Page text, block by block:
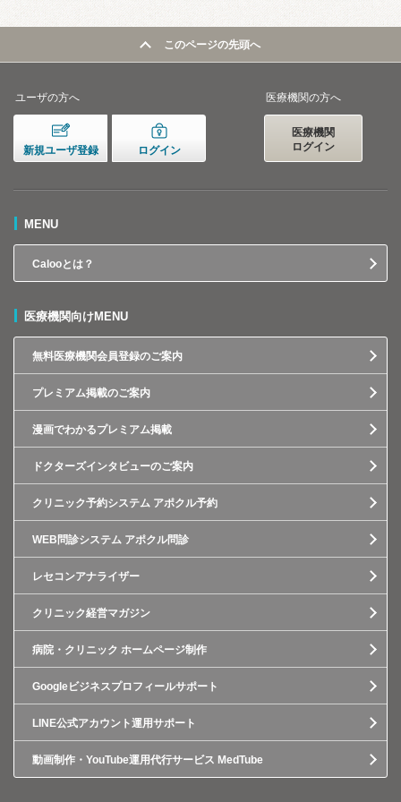
このページの先頭へ
ユーザの方へ
新規ユーザ登録 ログイン
医療機関の方へ
医療機関
ログイン
MENU
Calooとは？
医療機関向けMENU
無料医療機関会員登録のご案内
プレミアム掲載のご案内
漫画でわかるプレミアム掲載
ドクターズインタビューのご案内
クリニック予約システム アポクル予約
WEB問診システム アポクル問診
レセコンアナライザー
クリニック経営マガジン
病院・クリニック ホームページ制作
Googleビジネスプロフィールサポート
LINE公式アカウント運用サポート
動画制作・YouTube運用代行サービス MedTube